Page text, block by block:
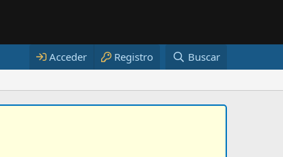
Acceder Registro Buscar